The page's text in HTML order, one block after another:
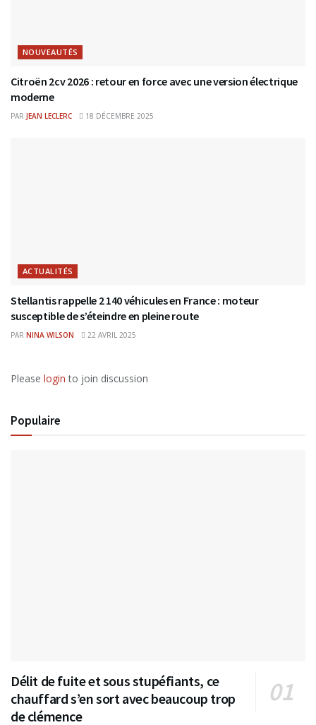
NOUVEAUTÉS
Citroën 2cv 2026 : retour en force avec une version électrique
moderne
PAR JEAN LECLERC 18 DÉCEMBRE 2025
ACTUALITÉS
Stellantis rappelle 2 140 véhicules en France : moteur
susceptible de s’éteindre en pleine route
PAR NINA WILSON 22 AVRIL 2025
Please login to join discussion
Populaire
Délit de fuite et sous stupéfiants, ce
chauffard s’en sort avec beaucoup trop
de clémence